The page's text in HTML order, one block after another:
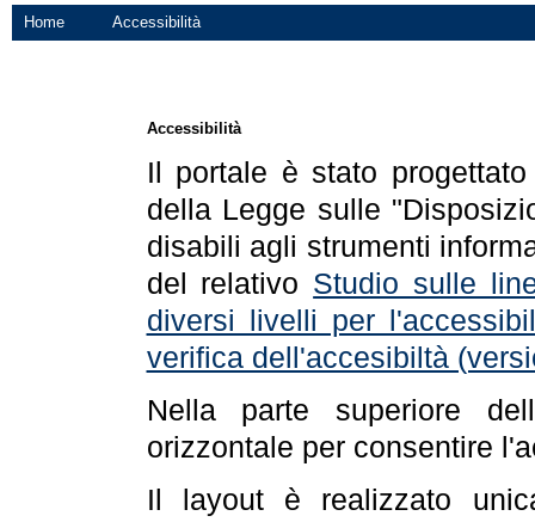
Home Accessibilità
Accessibilità
Il portale è stato
della Legge sulle
disabili agli strumenti
del relativo Studio sulle
diversi livelli per
verifica dell'accesibiltà
Nella parte superiore
orizzontale per consentire
Il layout è realizzato